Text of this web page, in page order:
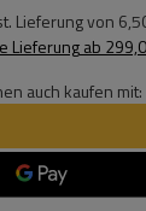
. Lieferung von
Lieferungab
auch kaufen mit: